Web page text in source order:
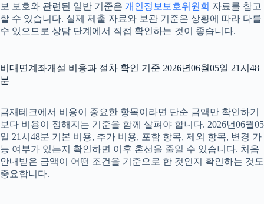
보 보호와 관련된 일반 기준은 개인정보보호위원회 자료를 참고
할 수 있습니다. 실제 제출 자료와 보관 기준은 상황에 따라 다를
수 있으므로 상담 단계에서 직접 확인하는 것이 좋습니다.
비대면계좌개설 비용과 절차 확인 기준 2026년06월05일 21시48
분
금재테크에서 비용이 중요한 항목이라면 단순 금액만 확인하기
보다 비용이 정해지는 기준을 함께 살펴야 합니다. 2026년06월05
일 21시48분 기본 비용, 추가 비용, 포함 항목, 제외 항목, 변경 가
능 여부가 있는지 확인하면 이후 혼선을 줄일 수 있습니다. 처음
안내받은 금액이 어떤 조건을 기준으로 한 것인지 확인하는 것도
중요합니다.